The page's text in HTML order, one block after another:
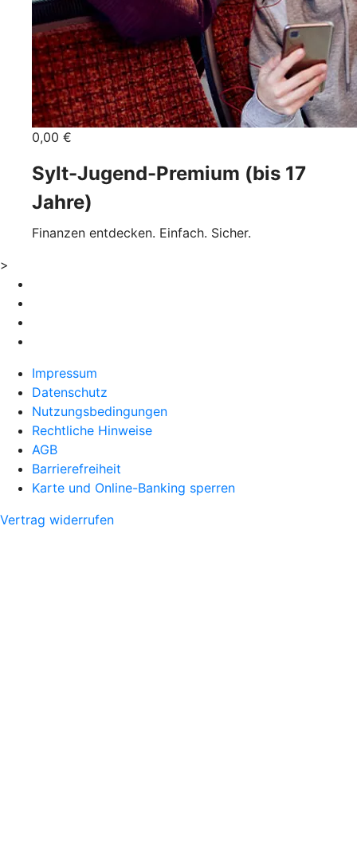
0,00 €
Sylt-Jugend-Premium (bis 17
Jahre)
Finanzen entdecken. Einfach. Sicher.
>
Impressum
Datenschutz
Nutzungsbedingungen
Rechtliche Hinweise
AGB
Barrierefreiheit
Karte und Online-Banking sperren
Vertrag widerrufen